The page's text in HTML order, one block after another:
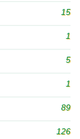
15
1
5
1
89
126